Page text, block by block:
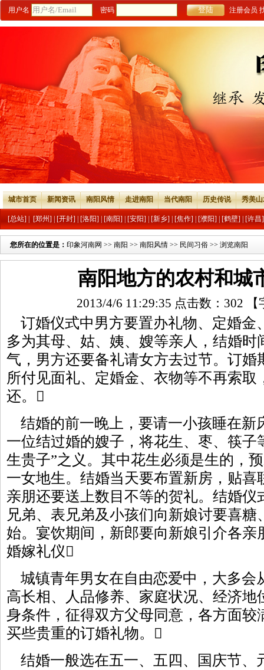
用户名 密码 注册会员
城市首页 新闻资讯 南阳风情 走进南阳 当代南阳 历史传说 秀美
[总站] [郑州] [开封] [洛阳] [南阳] [安阳] [新乡] [焦作] [濮阳] [鹤壁] [许昌]
您所在的位置是： 印象河南网 >> 南阳 >> 南阳风情 >> 民间习俗 >> 浏览南阳
南阳地方的农村和城
2013/4/6 11:29:35 点击数： 302
订婚仪式中男方要置办礼物、定婚金
多为其母、姑、姨、嫂等亲人，结婚
气，男方还要备礼请女方去过节。订婚
所付见面礼、定婚金、衣物等不再索取
还。
结婚的前一晚上，要请一小孩睡在新
一位结过婚的嫂子，将花生、枣、筷子
生贵子”之义。其中花生必须是生的，
一女地生。结婚当天要布置新房，贴喜
亲朋还要送上数目不等的贺礼。结婚仪
兄弟、表兄弟及小孩们向新娘讨要喜
始。宴饮期间，新郎要向新娘引介各亲
婚嫁礼仪
城镇青年男女在自由恋爱中，大多会
高长相、人品修养、家庭状况、经济
身条件，征得双方父母同意，各方面较
买些贵重的订婚礼物。
结婚一般选在五一、五四、国庆节、